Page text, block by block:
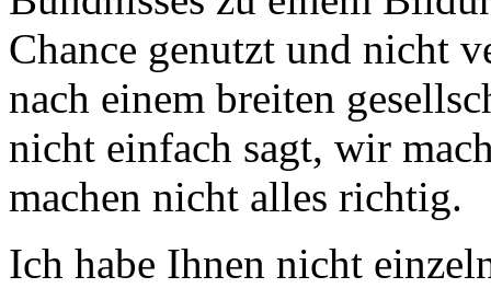
Chance genutzt und nicht
nach einem breiten
nicht einfach sagt, wir
machen nicht alles richtig.
Ich habe Ihnen nicht